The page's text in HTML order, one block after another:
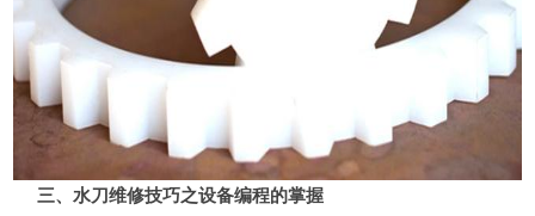
三、水刀维修技巧之设备编程的掌握